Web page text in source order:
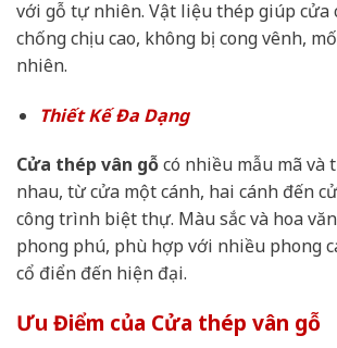
với gỗ tự nhiên. Vật liệu thép giúp cửa
chống chịu cao, không bị cong vênh,
nhiên.
Thiết Kế Đa Dạng
Cửa thép vân gỗcó nhiều mẫu mã và
nhau, từ cửa một cánh, hai cánh đến
công trình biệt thự. Màu sắc và hoa
phong phú, phù hợp với nhiều phong
cổ điển đến hiện đại.
Ưu Điểm của Cửa thép vân gỗ